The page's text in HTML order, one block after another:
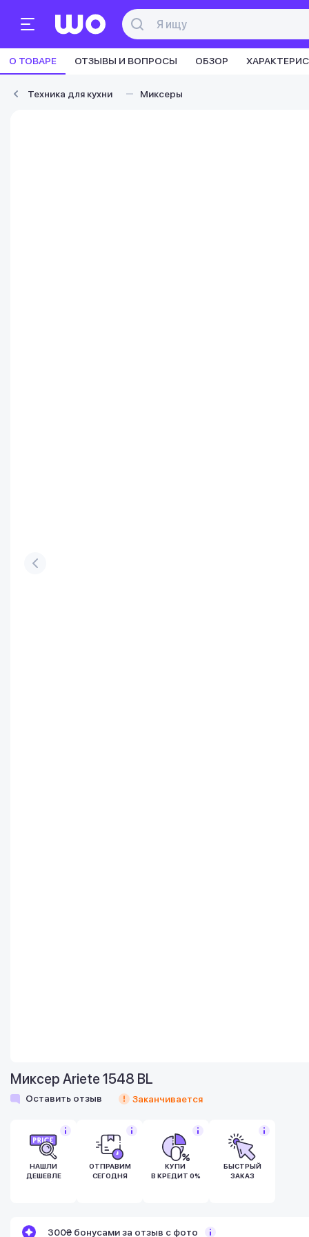
О ТОВАРЕ ОТЗЫВЫ И ВОПРОСЫ ОБЗОР
Техника для кухни Миксеры
Миксер Ariete 1548 BL
Оставить отзыв Заканчивается
НАШЛИ
ДЕШЕВЛЕ
ОТПРАВИМ
СЕГОДНЯ
КУПИ
В КРЕДИТ 0%
БЫСТРЫЙ
ЗАКАЗ
300₴ бонусами за отзыв с фото
дней после покупки.